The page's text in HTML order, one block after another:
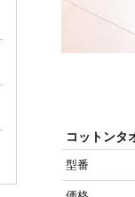
コットンタ
型番